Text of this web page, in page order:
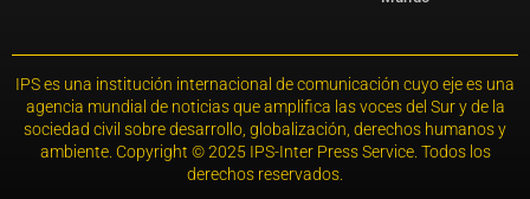
IPS es una institución internacional de comunicación cuyo eje es una
agencia mundial de noticias que amplifica las voces del Sur y de la
sociedad civil sobre desarrollo, globalización, derechos humanos y
ambiente. Copyright © 2025 IPS-Inter Press Service. Todos los
derechos reservados.